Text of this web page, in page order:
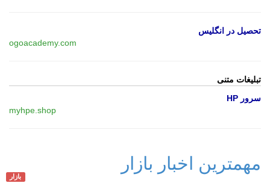
تحصیل در انگلیس
ogoacademy.com
تبلیغات متنی
سرور HP
myhpe.shop
مهمترین اخبار بازار
بازار